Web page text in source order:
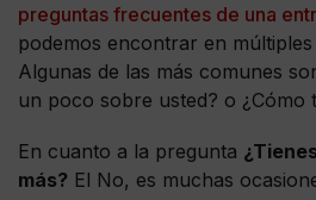
preguntas frecuentes de una
podemos encontrar en
Algunas de las más comunes
un poco sobre usted? o ¿Cómo
En cuanto a la pregunta
más? El No, es muchas